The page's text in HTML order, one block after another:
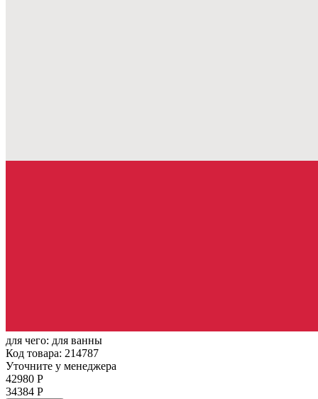
для чего: для ванны
Код товара: 214787
Уточните у менеджера
42980 Р
34384 Р